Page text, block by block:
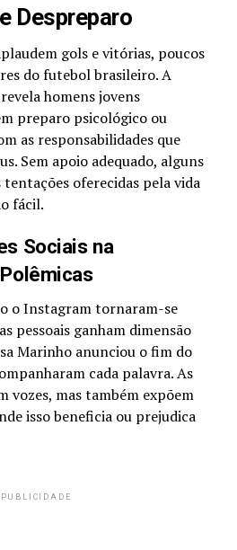
Despreparo
gols e vitórias, poucos
do futebol brasileiro. A
homens jovens
preparo psicológico ou
as responsabilidades que
Sem apoio adequado, alguns
tentações oferecidas pela vida
fácil.
Sociais na
o Instagram tornaram-se
pessoais ganham dimensão
Marinho anunciou o fim do
cada palavra. As
vozes, mas também expõem
isso beneficia ou prejudica
PUBLICIDADE